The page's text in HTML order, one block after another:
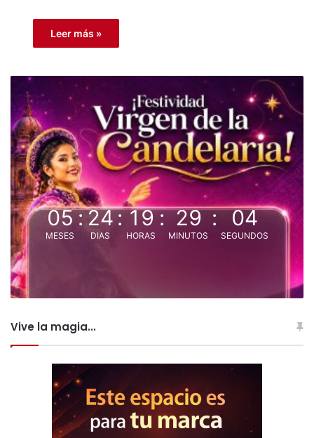
Leer más »
05
MESES
:24
DIAS
:19
HORAS
: 29
MINUTOS
: 04
SEGUNDOS
Vive la magia...